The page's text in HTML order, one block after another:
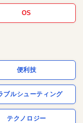
OS
便利技
ブルシューティング
テクノロジー